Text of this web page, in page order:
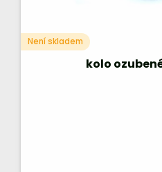
Není skladem
kolo